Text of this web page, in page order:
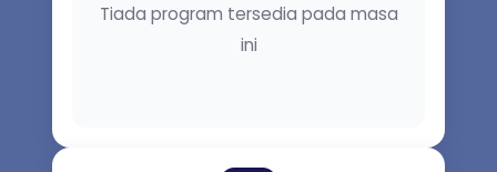
Tiada program tersedia pada masa
ini